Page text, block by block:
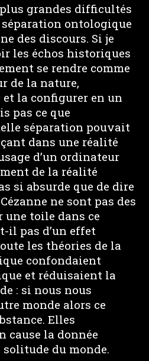
grandes difficultés
ontologique
des discours. Si je
les échos historiques
se rendre comme
de la nature,
la configurer en un
pas ce que
séparation pouvait
dans une réalité
d’un ordinateur
de la réalité
si absurde que de dire
ne sont pas des
une toile dans ce
il pas d’un effet
les théories de la
confondaient
et réduisaient la
: si nous nous
monde alors ce
Elles
cause la donnée
du monde.